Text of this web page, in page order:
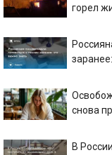
горел
снова
В